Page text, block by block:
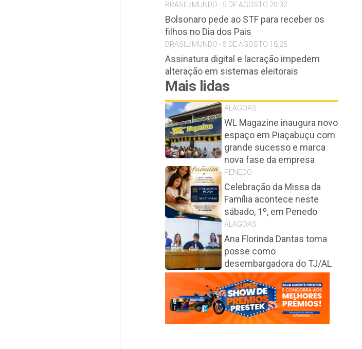
BRASIL/MUNDO - 5 DE AGOSTO 20:32
Bolsonaro pede ao STF para receber os
filhos no Dia dos Pais
BRASIL/MUNDO - 5 DE AGOSTO 18:25
Assinatura digital e lacração impedem
alteração em sistemas eleitorais
Mais lidas
ALAGOAS
WL Magazine inaugura novo
espaço em Piaçabuçu com
grande sucesso e marca
nova fase da empresa
PENEDO
Celebração da Missa da
Família acontece neste
sábado, 1º, em Penedo
ALAGOAS
Ana Florinda Dantas toma
posse como
desembargadora do TJ/AL